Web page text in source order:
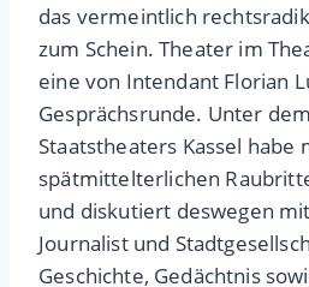
das vermeintlich
zum Schein. Theater im
eine von Intendant Florian
Gesprächsrunde. Unter
Staatstheaters Kassel habe
spätmittelterlichen
und diskutiert deswegen
Journalist und
Geschichte, Gedächtnis